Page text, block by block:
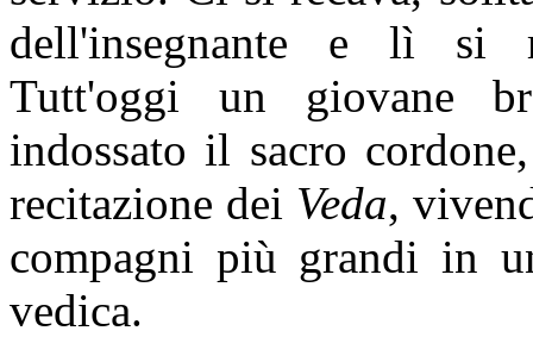
dell'insegnante e lì si
Tutt'oggi un giovane
indossato il sacro
recitazione dei Veda,
compagni più grandi in
vedica.